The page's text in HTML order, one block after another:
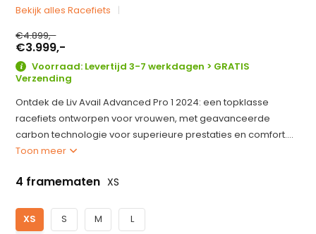
Bekijk alles Racefiets
€4.899,-
€3.999,-
Voorraad: Levertijd 3-7 werkdagen > GRATIS
Verzending
Ontdek de Liv Avail Advanced Pro 1 2024: een topklasse
racefiets ontworpen voor vrouwen, met geavanceerde
carbon technologie voor superieure prestaties en comfort....
Toon meer
4 framematen XS
XS S M L